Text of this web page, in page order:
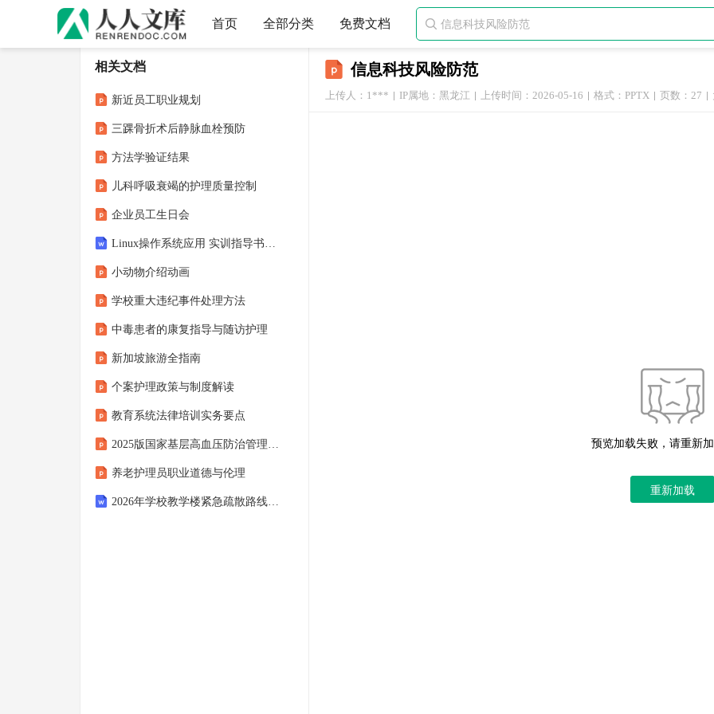
首页 全部分类 免费文档 
信息科技风险防范
上传人：1*** IP属地：黑龙江 上传时间：2026-05-16 格式：PPTX 页数：27
预览加载失败，请重新
重新加载
相关文档
新近员工职业规划
三踝骨折术后静脉血栓预防
方法学验证结果
儿科呼吸衰竭的护理质量控制
企业员工生日会
Linux操作系统应用 实训指导书、教学大纲、课程标准
小动物介绍动画
学校重大违纪事件处理方法
中毒患者的康复指导与随访护理
新加坡旅游全指南
个案护理政策与制度解读
教育系统法律培训实务要点
2025版国家基层高血压防治管理指南解读课件
养老护理员职业道德与伦理
2026年学校教学楼紧急疏散路线与标识设置